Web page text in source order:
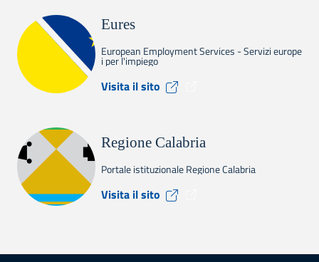
Eures
European Employment Services - Servizi europe
i per l'impiego
Visita il sito
Regione Calabria
Portale istituzionale Regione Calabria
Visita il sito